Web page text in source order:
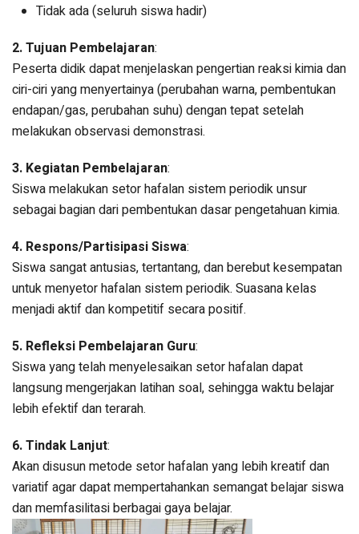
Tidak ada (seluruh siswa hadir)
2. Tujuan Pembelajaran:
Peserta didik dapat menjelaskan pengertian reaksi kimia dan
ciri-ciri yang menyertainya (perubahan warna, pembentukan
endapan/gas, perubahan suhu) dengan tepat setelah
melakukan observasi demonstrasi.
3. Kegiatan Pembelajaran:
Siswa melakukan setor hafalan sistem periodik unsur
sebagai bagian dari pembentukan dasar pengetahuan kimia.
4. Respons/Partisipasi Siswa:
Siswa sangat antusias, tertantang, dan berebut kesempatan
untuk menyetor hafalan sistem periodik. Suasana kelas
menjadi aktif dan kompetitif secara positif.
5. Refleksi Pembelajaran Guru:
Siswa yang telah menyelesaikan setor hafalan dapat
langsung mengerjakan latihan soal, sehingga waktu belajar
lebih efektif dan terarah.
6. Tindak Lanjut:
Akan disusun metode setor hafalan yang lebih kreatif dan
variatif agar dapat mempertahankan semangat belajar siswa
dan memfasilitasi berbagai gaya belajar.